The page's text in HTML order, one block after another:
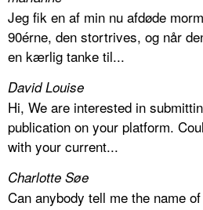
Jeg fik en af min nu afdøde
90érne, den stortrives, og når
en kærlig tanke til...
David Louise
Hi, We are interested in
publication on your platform.
with your current...
Charlotte Søe
Can anybody tell me the name